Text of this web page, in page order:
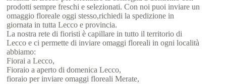
prodotti sempre freschi e selezionati. Con noi puoi inviare un
omaggio floreale oggi stesso,richiedi la spedizione in
giornata in tutta Lecco e provincia.
La nostra rete di fioristi è capillare in tutto il territorio di
Lecco e ci permette di inviare omaggi floreali in ogni località
abbiamo:
Fiorai a Lecco,
Fioraio a aperto di domenica Lecco,
fioraio per inviare omaggi floreali Merate,